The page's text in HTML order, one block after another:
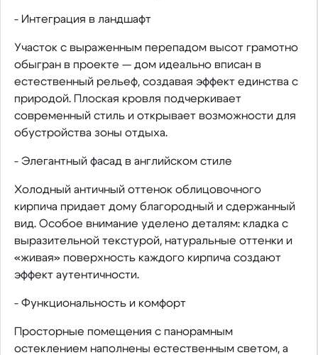
- Интеграция в ландшафт
Участок с выраженным перепадом высот грамотно
обыгран в проекте — дом идеально вписан в
естественный рельеф, создавая эффект единства с
природой. Плоская кровля подчеркивает
современный стиль и открывает возможности для
обустройства зоны отдыха.
- Элегантный фасад в английском стиле
Холодный античный оттенок облицовочного
кирпича придает дому благородный и сдержанный
вид. Особое внимание уделено деталям: кладка с
выразительной текстурой, натуральные оттенки и
«живая» поверхность каждого кирпича создают
эффект аутентичности.
- Функциональность и комфорт
Просторные помещения с панорамным
остеклением наполнены естественным светом, а